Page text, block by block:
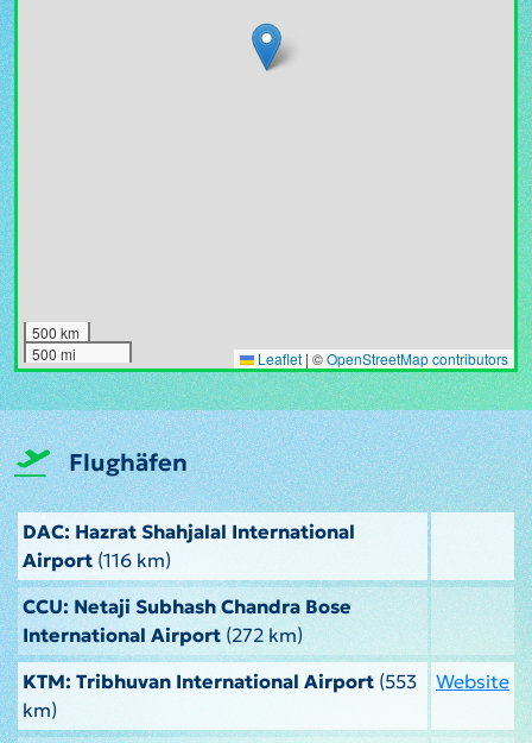
500 km
500 mi
Leaflet | ©OpenStreetMap contributors
Flughäfen
DAC: Hazrat Shahjalal International
Airport (116 km)
CCU: Netaji Subhash Chandra Bose
International Airport(272 km)
KTM: Tribhuvan International Airport (553
km)
Website